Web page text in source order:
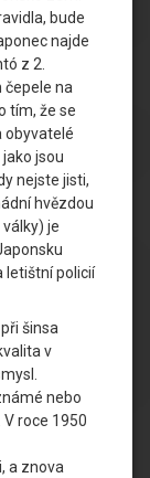
bude
najde
z 2.
čepele na
tím, že se
obyvatelé
jsou
nejste jisti,
hvězdou
je
letištní policií
šinsa
v
nebo
roce 1950
a znova